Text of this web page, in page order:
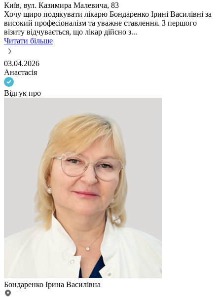
Київ, вул. Казимира Малевича, 83
Хочу щиро подякувати лікарю Бондаренко Ірині Василівні за
високий професіоналізм та уважне ставлення. З першого
візиту відчувається, що лікар дійсно з...
Читати більше
03.04.2026
Анастасія
Відгук про
Бондаренко Ірина Василівна